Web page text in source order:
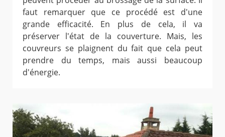
faut remarquer que ce procédé est d'une
grande efficacité. En plus de cela, il va
préserver l'état de la couverture. Mais, les
couvreurs se plaignent du fait que cela peut
prendre du temps, mais aussi beaucoup
d'énergie.